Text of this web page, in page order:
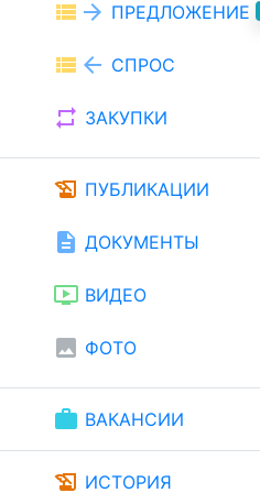
view_list arrow_forward ПРЕДЛОЖЕНИЕ
view_list arrow_back СПРОС
repeat ЗАКУПКИ
history_edu ПУБЛИКАЦИИ
description ДОКУМЕНТЫ
ondemand_video ВИДЕО
image ФОТО
work ВАКАНСИИ
history_edu ИСТОРИЯ